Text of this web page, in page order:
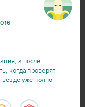
а после
когда проверят
везде уже полно
9